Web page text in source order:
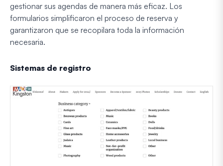
gestionar sus agendas de manera más eficaz. Los
formularios simplificaron el proceso de reserva y
garantizaron que se recopilara toda la información
necesaria.
Sistemas de registro